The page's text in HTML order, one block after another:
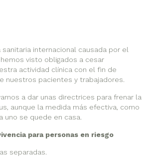
internacional causada por el
hemos visto obligados a cesar
actividad clínica con el fin de
nuestros pacientes y trabajadores.
a dar unas directrices para frenar la
aunque la medida más efectiva, como
uno se quede en casa.
para personas en riesgo
separadas.